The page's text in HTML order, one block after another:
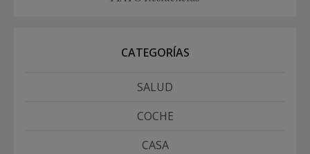
CATEGORÍAS
SALUD
COCHE
CASA